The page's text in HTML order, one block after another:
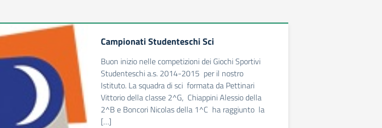
Campionati Studenteschi Sci
Buon inizio nelle competizioni dei Giochi Sportivi
Studenteschi a.s. 2014-2015 per il nostro
Istituto. La squadra di sci formata da Pettinari
Vittorio della classe 2^G, Chiappini Alessio della
2^B e Boncori Nicolas della 1^C ha raggiunto la
[…]